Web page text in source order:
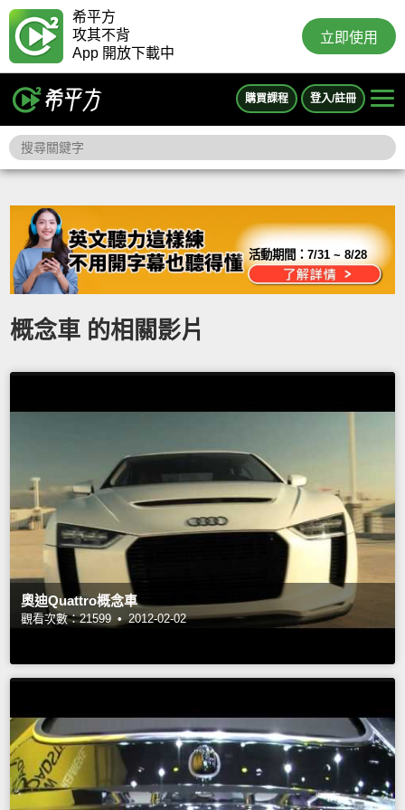
希平方
攻其不背
App 開放下載中
立即使用
購買課程 登入/註冊
活動期間：7/31 ~ 8/28
概念車 的相關影片
奧迪Quattro概念車
觀看次數：21599 • 2012-02-02